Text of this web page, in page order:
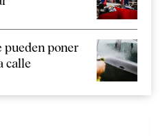
pueden poner
calle